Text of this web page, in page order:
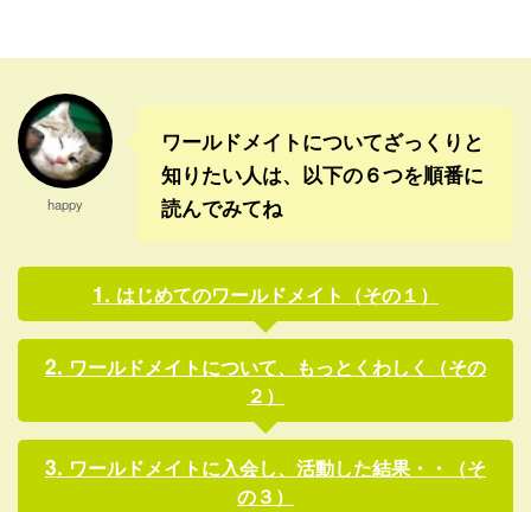
とか行きたいけどね〜。(￣◇
￣) 今度来る人は、必ず夜 ...
くるものがどうなるか、そう
happy
ワールドメイトについてざっくりと
知りたい人は、以下の６つを順番に
読んでみてね
はじめてのワールドメイト（その１）
ワールドメイトについて、もっとくわしく（その
２）
ワールドメイトに入会し、活動した結果・・（そ
の３）